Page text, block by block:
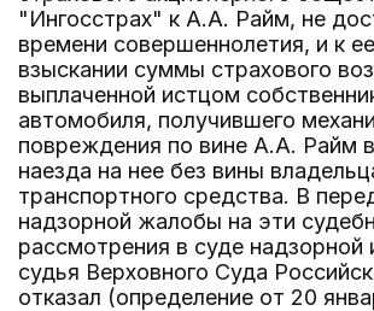
"Ингосстрах" к А.А. Райм, не
времени совершеннолетия, и к
взыскании суммы страхового
выплаченной истцом
автомобиля, получившего
повреждения по вине А.А. Райм
наезда на нее без вины
транспортного средства. В
надзорной жалобы на эти
рассмотрения в суде надзорной
судья Верховного Суда
отказал (определение от 20